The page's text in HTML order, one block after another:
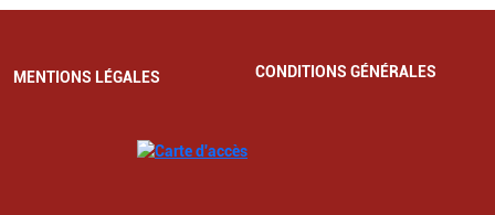
MENTIONS LÉGALES CONDITIONS GÉNÉRALES